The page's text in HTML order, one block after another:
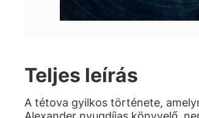
Teljes leírás
A tétova gyilkos története,